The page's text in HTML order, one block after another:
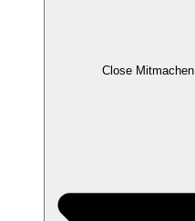
Close Mitmachen